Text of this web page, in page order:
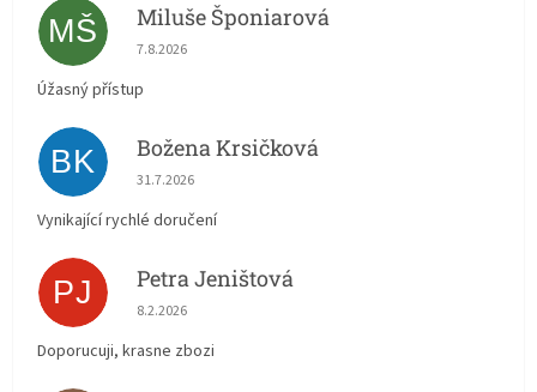
MŠ Miluše Šponiarová
Hodnocení obchodu je 5 z 5 hvězdiček.
7.8.2026
Úžasný přístup
BK Božena Krsičková
Hodnocení obchodu je 5 z 5 hvězdiček.
31.7.2026
Vynikající rychlé doručení
PJ Petra Jeništová
Hodnocení obchodu je 5 z 5 hvězdiček.
8.2.2026
Doporucuji, krasne zbozi